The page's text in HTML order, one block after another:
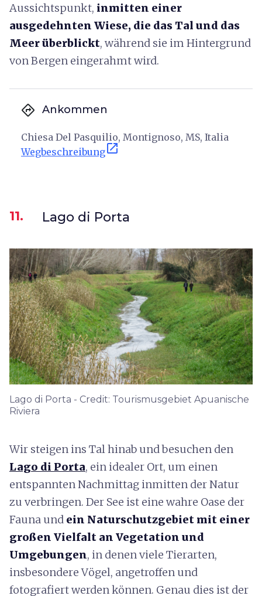
Aussichtspunkt, inmitten einer
ausgedehnten Wiese, die das Tal und das
Meer überblickt, während sie im Hintergrund
von Bergen eingerahmt wird.
directions Ankommen
Chiesa Del Pasquilio, Montignoso, MS, Italia
Wegbeschreibungopen_in_new
11. Lago di Porta
Lago di Porta - Credit: Tourismusgebiet Apuanische
Riviera
Wir steigen ins Tal hinab und besuchen den
Lago di Porta, ein idealer Ort, um einen
entspannten Nachmittag inmitten der Natur
zu verbringen. Der See ist eine wahre Oase der
Fauna und ein Naturschutzgebiet mit einer
großen Vielfalt an Vegetation und
Umgebungen, in denen viele Tierarten,
insbesondere Vögel, angetroffen und
fotografiert werden können. Genau dies ist der